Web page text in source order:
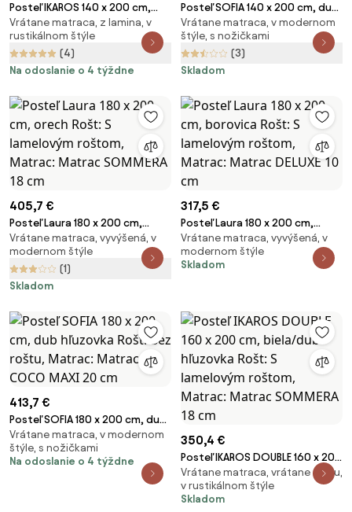
Posteľ IKAROS 140 x 200 cm,
biela/dub sonoma Rošt: S
lamelovým roštom, Matrac:
Matrac COCO MAXI 20 cm
Vrátane matraca, z lamina, v
rustikálnom štýle
(4)
Na odoslanie o 4 týždne
Posteľ SOFIA 140 x 200 cm, dub
sonoma Rošt: S lamelovým
roštom, Matrac: Matrac
COCO MAXI 20 cm
Vrátane matraca, v modernom
štýle, s nožičkami
(3)
Skladom
405,7 €
Posteľ Laura 180 x 200 cm,
orech Rošt: S lamelovým
roštom, Matrac: Matrac
SOMMERA 18 cm
Vrátane matraca, vyvýšená, v
modernom štýle
(1)
Skladom
317,5 €
Posteľ Laura 180 x 200 cm,
borovica Rošt: S lamelovým
roštom, Matrac: Matrac DELUXE
10 cm
Vrátane matraca, vyvýšená, v
modernom štýle
Skladom
413,7 €
Posteľ SOFIA 180 x 200 cm, dub
hľuzovka Rošt: Bez roštu,
Matrac: Matrac COCO MAXI 20
cm
Vrátane matraca, v modernom
štýle, s nožičkami
Na odoslanie o 4 týždne
350,4 €
Posteľ IKAROS DOUBLE 160 x 200
cm, biela/dub hľuzovka Rošt: S
lamelovým roštom, Matrac:
Matrac SOMMERA 18 cm
Vrátane matraca, vrátane roštu,
v rustikálnom štýle
Skladom